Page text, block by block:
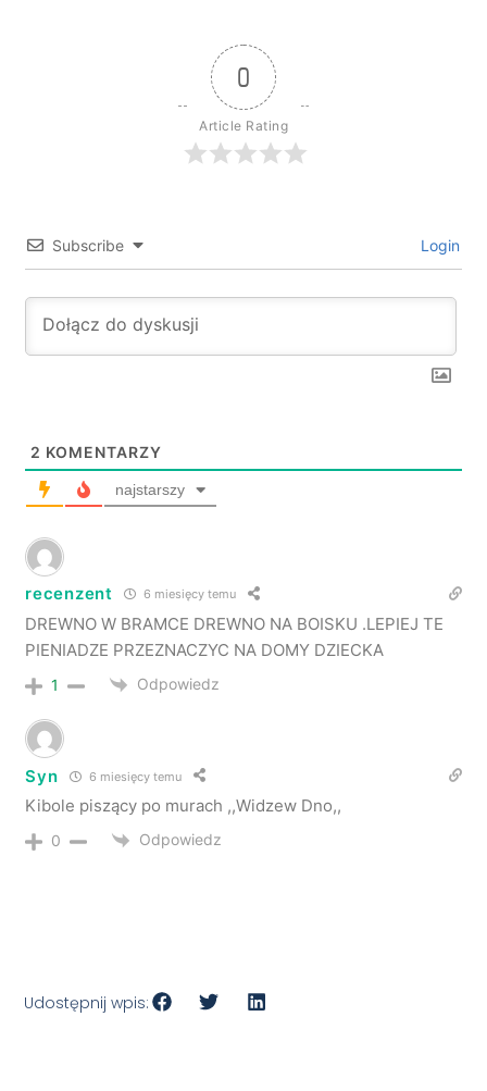
0
Article Rating
Subscribe Login
2 KOMENTARZY
najstarszy
recenzent 6 miesięcy temu
DREWNO W BRAMCE DREWNO NA BOISKU .LEPIEJ TE
PIENIADZE PRZEZNACZYC NA DOMY DZIECKA
1 Odpowiedz
Syn 6 miesięcy temu
Kibole piszący po murach ,,Widzew Dno,,
0 Odpowiedz
Udostępnij wpis: